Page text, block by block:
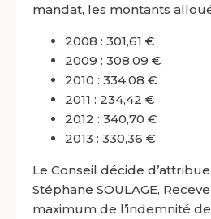
mandat, les montants
2008 : 301,61 €
2009 : 308,09 €
2010 : 334,08 €
2011 : 234,42 €
2012 : 340,70 €
2013 : 330,36 €
Le Conseil décide
Stéphane SOULAGE,
maximum de l’indemnité